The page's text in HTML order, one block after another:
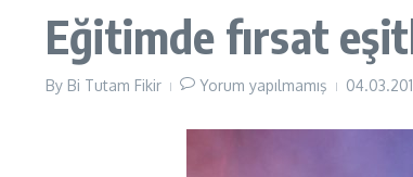
Eğitimde fırsat
By Bi Tutam Fikir Yorum yapılmamış